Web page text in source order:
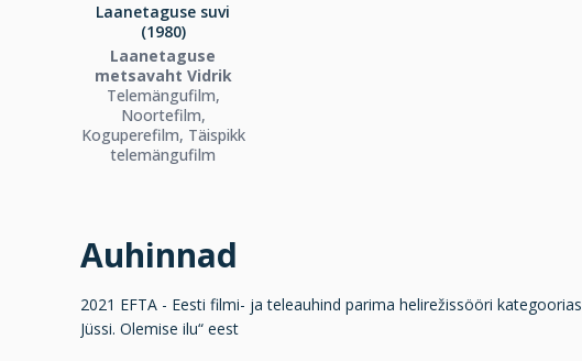
Laanetaguse suvi
(1980)
Laanetaguse
metsavaht Vidrik
Telemängufilm,
Noortefilm,
Koguperefilm, Täispikk
telemängufilm
Auhinnad
2021 EFTA - Eesti filmi- ja teleauhind parima helirežissööri kategoorias
Jüssi. Olemise ilu“ eest